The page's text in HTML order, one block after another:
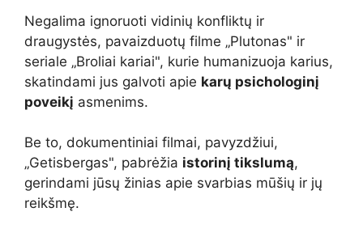
Negalima ignoruoti vidinių konfliktų ir
draugystės, pavaizduotų filme „Plutonas" ir
seriale „Broliai kariai", kurie humanizuoja karius,
skatindami jus galvoti apie karų psichologinį
poveikį asmenims.
Be to, dokumentiniai filmai, pavyzdžiui,
„Getisbergas", pabrėžia istorinį tikslumą,
gerindami jūsų žinias apie svarbias mūšių ir jų
reikšmę.